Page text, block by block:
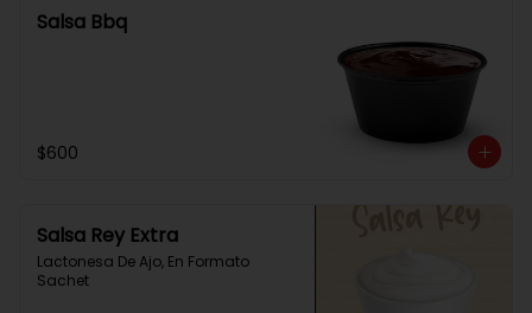
Salsa Bbq
$600
Salsa Rey Extra
Lactonesa De Ajo, En Formato
Sachet